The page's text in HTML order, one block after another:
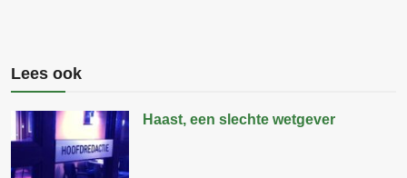
Lees ook
Haast, een slechte wetgever